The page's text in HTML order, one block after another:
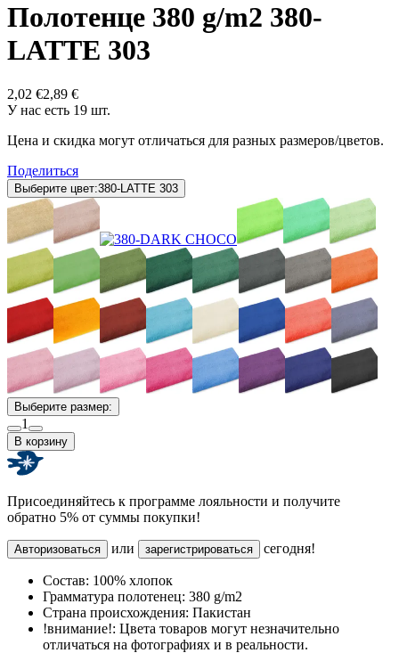
Полотенце 380 g/m2 380-
LATTE 303
2,02 €2,89 €
У нас есть 19 шт.
Цена и скидка могут отличаться для разных размеров/цветов.
Поделиться
Выберите цвет:380-LATTE 303
Выберите размер:
1
В корзину
Присоединяйтесь к программе лояльности и получите
обратно 5% от суммы покупки!
Авторизоваться или зарегистрироваться сегодня!
Состав: 100% хлопок
Грамматура полотенец: 380 g/m2
Страна происхождения: Пакистан
!внимание!: Цвета товаров могут незначительно
отличаться на фотографиях и в реальности.